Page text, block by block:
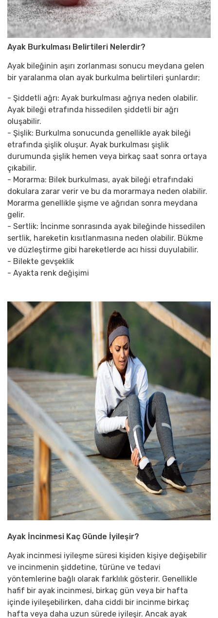
Ayak Burkulması Belirtileri Nelerdir?
Ayak bileğinin aşırı zorlanması sonucu meydana gelen
bir yaralanma olan ayak burkulma belirtileri şunlardır;
- Şiddetli ağrı: Ayak burkulması ağrıya neden olabilir.
Ayak bileği etrafında hissedilen şiddetli bir ağrı
oluşabilir.
- Şişlik: Burkulma sonucunda genellikle ayak bileği
etrafında şişlik oluşur. Ayak burkulması şişlik
durumunda şişlik hemen veya birkaç saat sonra ortaya
çıkabilir.
- Morarma: Bilek burkulması, ayak bileği etrafındaki
dokulara zarar verir ve bu da morarmaya neden olabilir.
Morarma genellikle şişme ve ağrıdan sonra meydana
gelir.
- Sertlik: İncinme sonrasında ayak bileğinde hissedilen
sertlik, hareketin kısıtlanmasına neden olabilir. Bükme
ve düzleştirme gibi hareketlerde acı hissi duyulabilir.
- Bilekte gevşeklik
- Ayakta renk değişimi
Ayak İncinmesi Kaç Günde İyileşir?
Ayak incinmesi iyileşme süresi kişiden kişiye değişebilir
ve incinmenin şiddetine, türüne ve tedavi
yöntemlerine bağlı olarak farklılık gösterir. Genellikle
hafif bir ayak incinmesi, birkaç gün veya bir hafta
içinde iyileşebilirken, daha ciddi bir incinme birkaç
hafta veya daha uzun sürede iyileşir. Ancak ayak